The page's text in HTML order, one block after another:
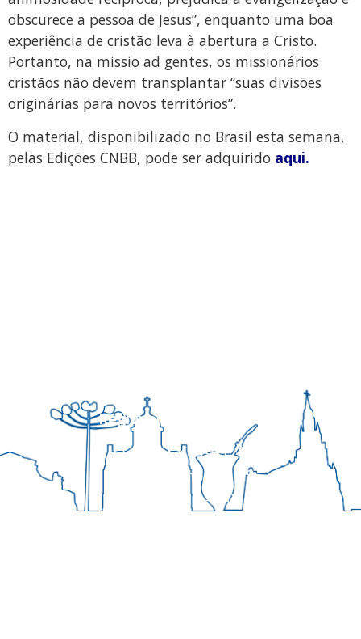
obscurece a pessoa de Jesus”, enquanto uma boa
experiência de cristão leva à abertura a Cristo.
Portanto, na missio ad gentes, os missionários
cristãos não devem transplantar “suas divisões
originárias para novos territórios”.
O material, disponibilizado no Brasil esta semana,
pelas Edições CNBB, pode ser adquirido aqui.
Regional Sul 3 da CNBB
Rua Víctor Kessler, 174
Centro, Canoas – RS
CEP 92310-000